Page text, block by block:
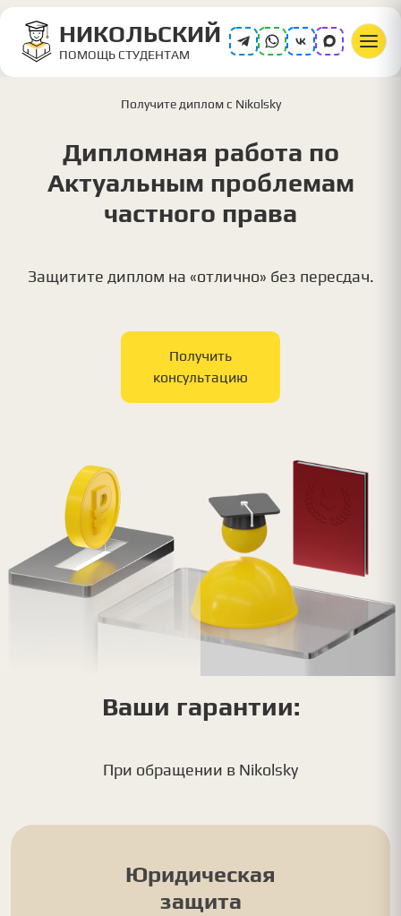
НИКОЛЬСКИЙ
ПОМОЩЬ СТУДЕНТАМ
Получите диплом с Nikolsky
Дипломная работа по
Актуальным проблемам
частного права
Защитите диплом на «отлично» без пересдач.
Получить
консультацию
Ваши гарантии:
При обращении в Nikolsky
Юридическая
защита